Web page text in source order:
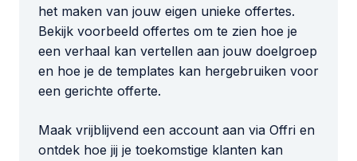
het maken van jouw eigen unieke offertes.
Bekijk voorbeeld offertes om te zien hoe je
een verhaal kan vertellen aan jouw doelgroep
en hoe je de templates kan hergebruiken voor
een gerichte offerte.
Maak vrijblijvend een account aan via Offri en
ontdek hoe jij je toekomstige klanten kan